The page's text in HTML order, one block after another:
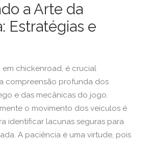
a Arte da
Estratégias e
em chickenroad, é crucial
compreensão profunda dos
e das mecânicas do jogo.
o movimento dos veículos é
identificar lacunas seguras para
A paciência é uma virtude, pois